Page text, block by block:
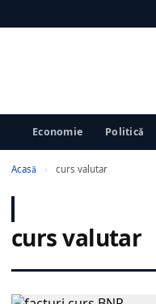
Economie Politică
Acasă › curs valutar
curs valutar